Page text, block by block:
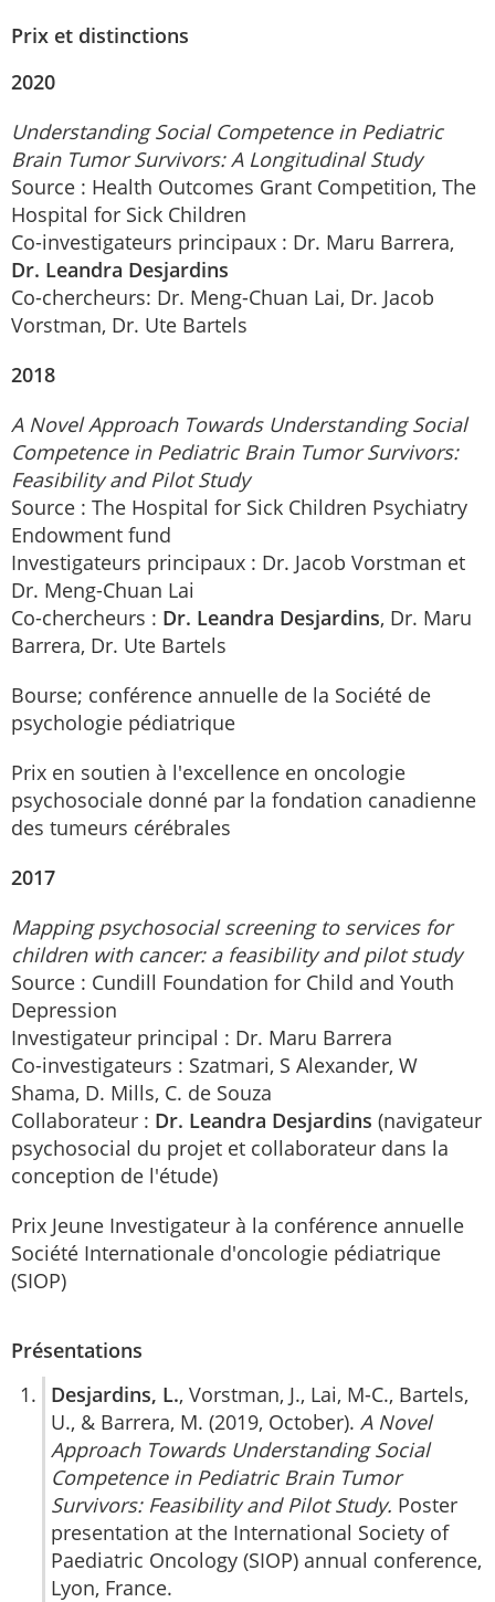
Prix et distinctions
2020
Understanding Social Competence in Pediatric
Brain Tumor Survivors: A Longitudinal Study
Source : Health Outcomes Grant Competition, The
Hospital for Sick Children
Co-investigateurs principaux : Dr. Maru Barrera,
Dr. Leandra Desjardins
Co-chercheurs: Dr. Meng-Chuan Lai, Dr. Jacob
Vorstman, Dr. Ute Bartels
2018
A Novel Approach Towards Understanding Social
Competence in Pediatric Brain Tumor Survivors:
Feasibility and Pilot Study
Source : The Hospital for Sick Children Psychiatry
Endowment fund
Investigateurs principaux : Dr. Jacob Vorstman et
Dr. Meng-Chuan Lai
Co-chercheurs : Dr. Leandra Desjardins, Dr. Maru
Barrera, Dr. Ute Bartels
Bourse; conférence annuelle de la Société de
psychologie pédiatrique
Prix ​​en soutien à l'excellence en oncologie
psychosociale donné par la fondation canadienne
des tumeurs cérébrales
2017
Mapping psychosocial screening to services for
children with cancer: a feasibility and pilot study
Source : Cundill Foundation for Child and Youth
Depression
Investigateur principal : Dr. Maru Barrera
Co-investigateurs : Szatmari, S Alexander, W
Shama, D. Mills, C. de Souza
Collaborateur : Dr. Leandra Desjardins (navigateur
psychosocial du projet et collaborateur dans la
conception de l'étude)
Prix Jeune Investigateur à la conférence annuelle
Société Internationale d'oncologie pédiatrique
(SIOP)
Présentations
Desjardins, L., Vorstman, J., Lai, M-C., Bartels,
U., & Barrera, M. (2019, October). A Novel
Approach Towards Understanding Social
Competence in Pediatric Brain Tumor
Survivors: Feasibility and Pilot Study. Poster
presentation at the International Society of
Paediatric Oncology (SIOP) annual conference,
Lyon, France.